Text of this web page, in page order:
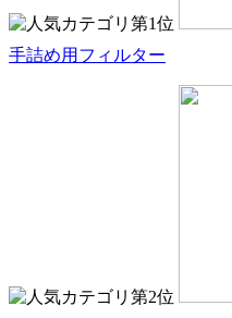
手詰め用フィルター